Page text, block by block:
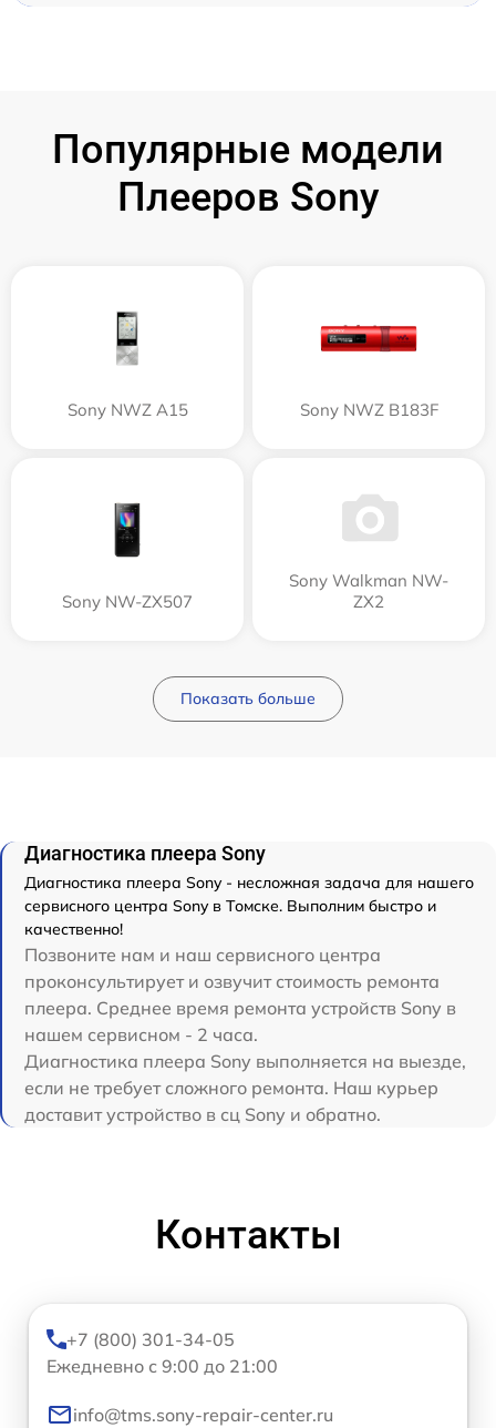
Популярные модели
Плееров Sony
Sony NWZ A15 Sony NWZ B183F
Sony NW-ZX507
Sony Walkman NW-
ZX2
Показать больше
Диагностика плеера Sony
Диагностика плеера Sony - несложная задача для нашего
сервисного центра Sony в Томске. Выполним быстро и
качественно!
Позвоните нам и наш сервисного центра
проконсультирует и озвучит стоимость ремонта
плеера. Среднее время ремонта устройств Sony в
нашем сервисном - 2 часа.
Диагностика плеера Sony выполняется на выезде,
если не требует сложного ремонта. Наш курьер
доставит устройство в сц Sony и обратно.
Контакты
+7 (800) 301-34-05
Ежедневно с 9:00 до 21:00
info@tms.sony-repair-center.ru